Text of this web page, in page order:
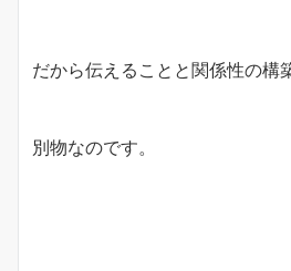
だから伝えることと関係性の構
別物なのです。